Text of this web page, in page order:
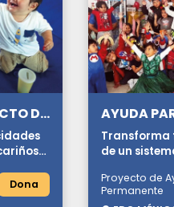
FUNDACIÓN PROYECTO DEI
Dona
Transforma
de un
Proyecto de
Permanente